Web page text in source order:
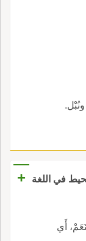
في اللغة
+
أَي